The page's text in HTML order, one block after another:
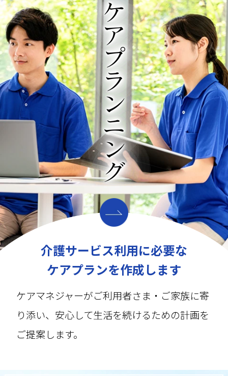
ケアプランニング
介護サービス利用に必要な
ケアプランを作成します
ケアマネジャーがご利用者さま・ご家族に寄
り添い、安心して生活を続けるための計画を
ご提案します。